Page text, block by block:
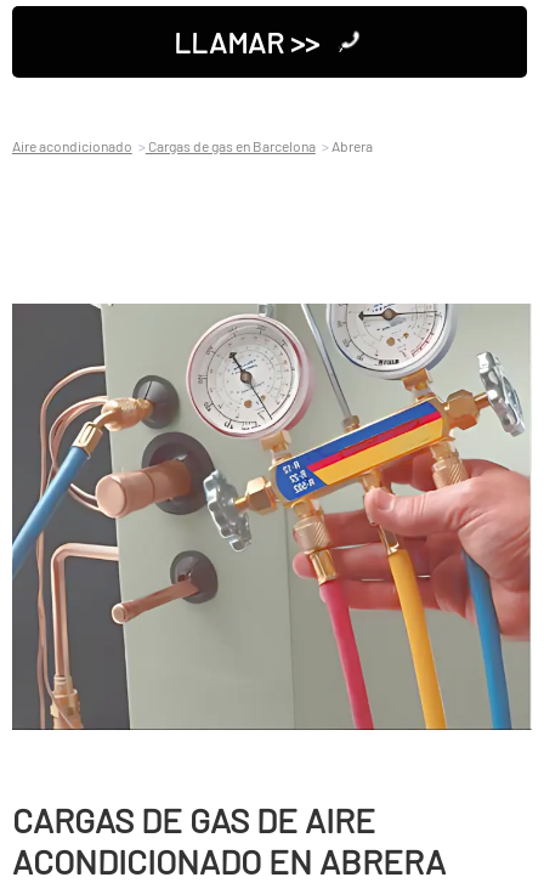
LLAMAR >>
Aire acondicionado Cargas de gas en Barcelona Abrera
CARGAS DE GAS DE AIRE
ACONDICIONADO EN ABRERA